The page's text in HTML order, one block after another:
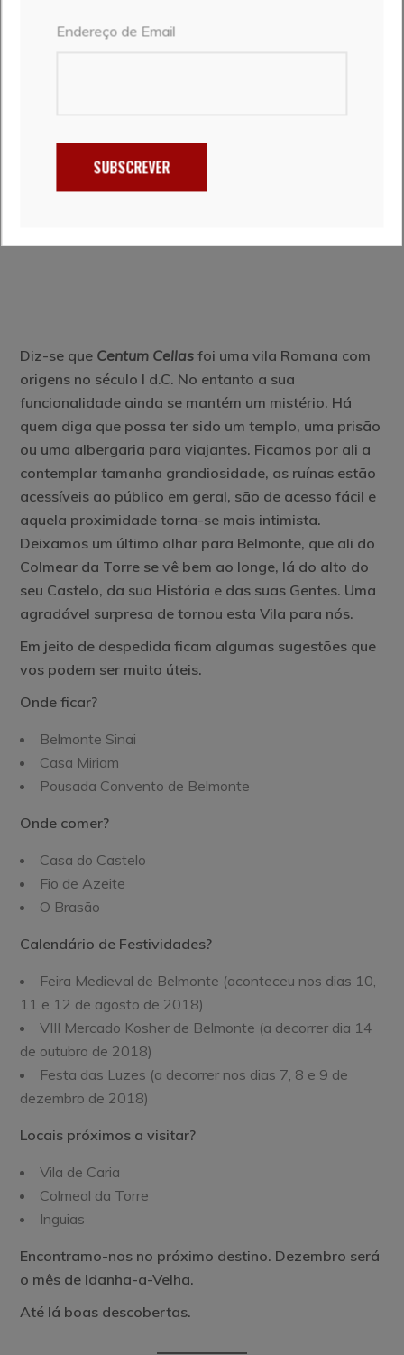
Diz-se que Centum Cellas foi uma vila Romana com
origens no século I d.C. No entanto a sua
funcionalidade ainda se mantém um mistério. Há
quem diga que possa ter sido um templo, uma prisão
ou uma albergaria para viajantes. Ficamos por ali a
contemplar tamanha grandiosidade, as ruínas estão
acessíveis ao público em geral, são de acesso fácil e
aquela proximidade torna-se mais intimista.
Deixamos um último olhar para Belmonte, que ali do
Colmear da Torre se vê bem ao longe, lá do alto do
seu Castelo, da sua História e das suas Gentes. Uma
agradável surpresa de tornou esta Vila para nós.
Em jeito de despedida ficam algumas sugestões que
vos podem ser muito úteis.
Onde ficar?
Belmonte Sinai
Casa Miriam
Pousada Convento de Belmonte
Onde comer?
Casa do Castelo
Fio de Azeite
O Brasão
Calendário de Festividades?
Feira Medieval de Belmonte (aconteceu nos dias 10,
11 e 12 de agosto de 2018)
VIII Mercado Kosher de Belmonte (a decorrer dia 14
de outubro de 2018)
Festa das Luzes (a decorrer nos dias 7, 8 e 9 de
dezembro de 2018)
Locais próximos a visitar?
Vila de Caria
Colmeal da Torre
Inguias
Encontramo-nos no próximo destino. Dezembro será
o mês de Idanha-a-Velha.
Até lá boas descobertas.
Endereço de Email
SUBSCREVER